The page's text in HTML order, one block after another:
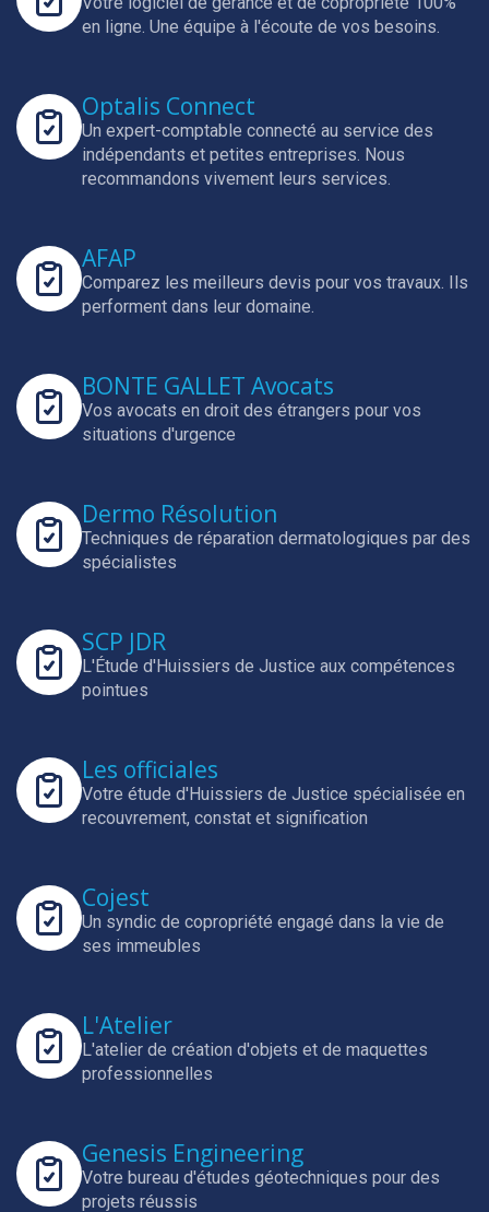
en ligne. Une équipe à l'écoute de vos besoins.
Optalis Connect
Un expert-comptable connecté au service des
indépendants et petites entreprises. Nous
recommandons vivement leurs services.
AFAP
Comparez les meilleurs devis pour vos travaux. Ils
performent dans leur domaine.
BONTE GALLET Avocats
Vos avocats en droit des étrangers pour vos
situations d'urgence
Dermo Résolution
Techniques de réparation dermatologiques par des
spécialistes
SCP JDR
L'Étude d'Huissiers de Justice aux compétences
pointues
Les officiales
Votre étude d'Huissiers de Justice spécialisée en
recouvrement, constat et signification
Cojest
Un syndic de copropriété engagé dans la vie de
ses immeubles
L'Atelier
L'atelier de création d'objets et de maquettes
professionnelles
Genesis Engineering
Votre bureau d'études géotechniques pour des
projets réussis